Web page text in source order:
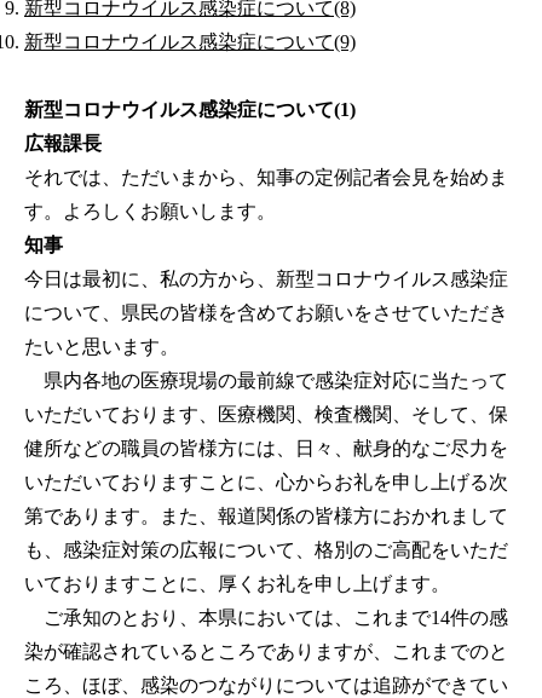
新型コロナウイルス感染症について(8)
新型コロナウイルス感染症について(9)
新型コロナウイルス感染症について(1)
広報課長
それでは、ただいまから、知事の定例記者会見を始めま
す。よろしくお願いします。
知事
今日は最初に、私の方から、新型コロナウイルス感染症
について、県民の皆様を含めてお願いをさせていただき
たいと思います。
県内各地の医療現場の最前線で感染症対応に当たって
いただいております、医療機関、検査機関、そして、保
健所などの職員の皆様方には、日々、献身的なご尽力を
いただいておりますことに、心からお礼を申し上げる次
第であります。また、報道関係の皆様方におかれまして
も、感染症対策の広報について、格別のご高配をいただ
いておりますことに、厚くお礼を申し上げます。
ご承知のとおり、本県においては、これまで14件の感
染が確認されているところでありますが、これまでのと
ころ、ほぼ、感染のつながりについては追跡ができてい